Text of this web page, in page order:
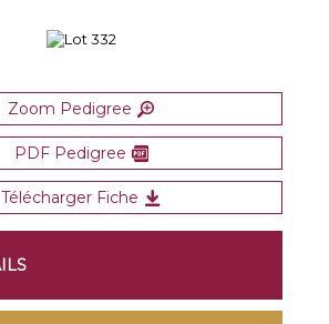
Zoom Pedigree
PDF Pedigree
Télécharger Fiche